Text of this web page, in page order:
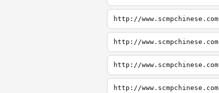
http://
http://
http://
http://